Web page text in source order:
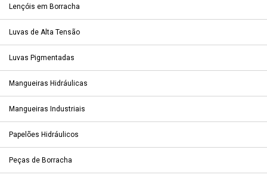
Lençóis em Borracha
Luvas de Alta Tensão
Luvas Pigmentadas
Mangueiras Hidráulicas
Mangueiras Industriais
Papelões Hidráulicos
Peças de Borracha